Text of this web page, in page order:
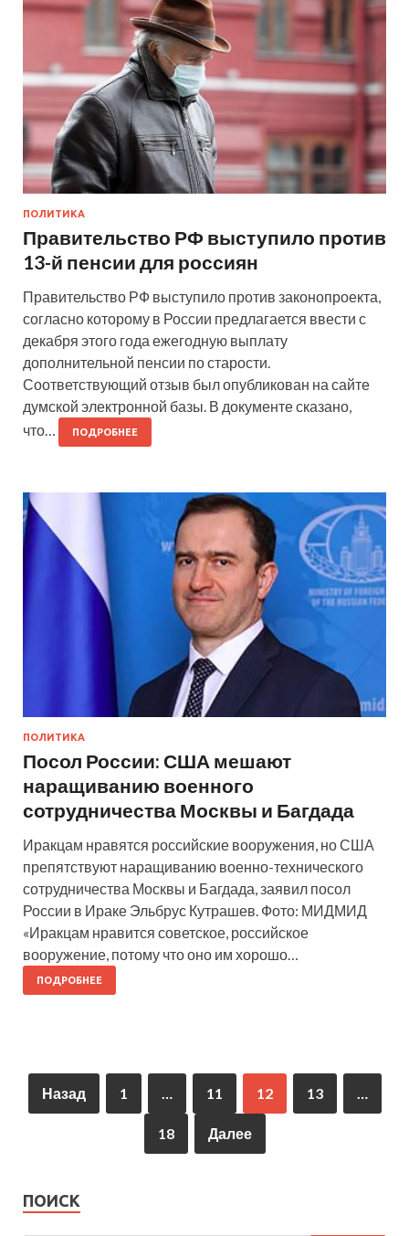
ПОЛИТИКА
Правительство РФ выступило против
13-й пенсии для россиян
Правительство РФ выступило против законопроекта,
согласно которому в России предлагается ввести с
декабря этого года ежегодную выплату
дополнительной пенсии по старости.
Соответствующий отзыв был опубликован на сайте
думской электронной базы. В документе сказано,
что…
ПОДРОБНЕЕ
ПОЛИТИКА
Посол России: США мешают
наращиванию военного
сотрудничества Москвы и Багдада
Иракцам нравятся российские вооружения, но США
препятствуют наращиванию военно-технического
сотрудничества Москвы и Багдада, заявил посол
России в Ираке Эльбрус Кутрашев. Фото: МИДМИД
«Иракцам нравится советское, российское
вооружение, потому что оно им хорошо…
ПОДРОБНЕЕ
Назад 1 11 12 13
18 Далее
ПОИСК